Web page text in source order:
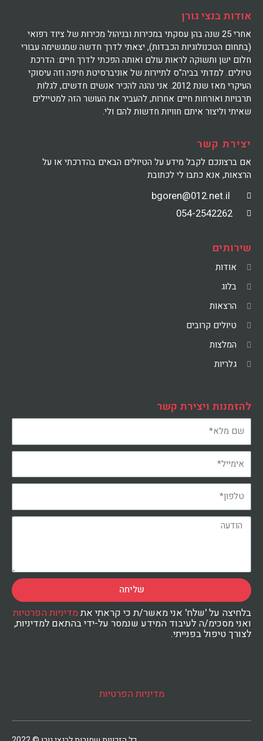
אודות בנצי גורן
אחרי 25 שנה בהן עסקתי במכירות ובניהול מכירות של ציוד רפואי
(בתחום הטכנולוגיות הכבדות), יצאתי לדרך חדשה שמגשימה עבורי
חלום ישן ותשוקה לראות עולם ואותה הפכתי לדרך חיים: הדרכת
טיולים. למדתי בביה"ס לתיירות של אוניברסיטת חיפה וזה עיסוקי
העיקרי מאז שנת 2012. אני נהנה להכיר אנשים חדשים, לגלות
תרבויות ואורחות חיים אחרות, להעביר את העושר הזה למטיילים
שאיתי וליצור איתם חוויות חדשות להם ולי.
יצירת קשר
אם ברצונכם לקבל מידע על הטיולים הבאים בהדרכתי או על
הרצאות, אנא כתבו לי לכתובת
054-2542262
שירותים
אודות
בלוג
הרצאות
טיולים קרובים
המלצות
גלריות
להזמנות ויצירת קשר
שליחה
בלחיצה על 'שלח' אני מאשר/ת כי קראתי אתמדיניות הפרטיות
ואני מסכימ/ה לעיבוד המידע שנמסר על-ידי בהתאם למדיניות,
לצורך טיפול בפנייתי.
מדיניות הפרטיות